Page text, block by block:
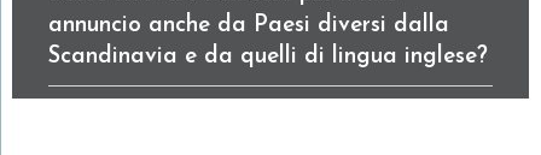
annuncio anche da Paesi diversi dalla
Scandinavia e da quelli di lingua inglese?